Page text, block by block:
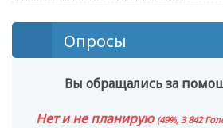
Опросы
Вы обращались за
Нет и не планирую (49%, 3 842